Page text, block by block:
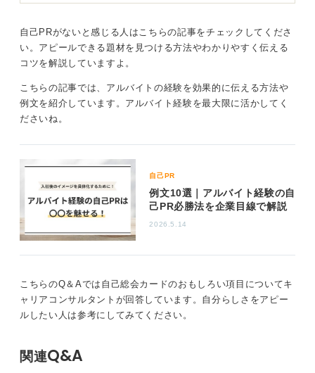
待ができそうな人物かどうか」ということです。
レジのアルバイトは、ただお会計をおこなうだけでな
く、並んでいる方にお声がけしたり、複雑なポイントカ
ードなどの処理をおこなったりと顧客に対して多数のか
そして、お店と顧客をつなぐ唯一の役割でもあり、レジ
の方の対応次第ではお店の印象も大きく変わる重要なお
大切なのはどのようなところに責任感を持って顧客や社
員、他の従業員の方とかかわったかになります。
0
自己PRがないと感じる人はこちらの記事をチェックしてくださ
い。アピールできる題材を見つける方法やわかりやすく伝える
コツを解説していますよ。
こちらの記事では、アルバイトの経験を効果的に伝える方法や
例文を紹介しています。アルバイト経験を最大限に活かしてく
ださいね。
自己PR
例文10選｜アルバイト経験の自
己PR必勝法を企業目線で解説
2026.5.14
こちらのQ＆Aでは自己総会カードのおもしろい項目についてキ
ャリアコンサルタントが回答しています。自分らしさをアピー
ルしたい人は参考にしてみてください。
関連Q&A